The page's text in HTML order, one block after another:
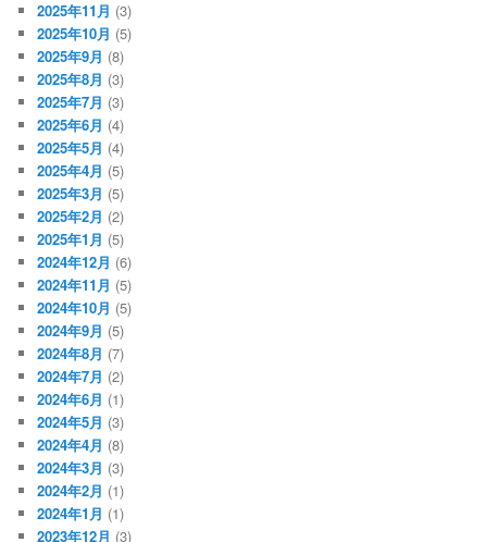
2025年11月 (3)
2025年10月 (5)
2025年9月 (8)
2025年8月 (3)
2025年7月 (3)
2025年6月 (4)
2025年5月 (4)
2025年4月 (5)
2025年3月 (5)
2025年2月 (2)
2025年1月 (5)
2024年12月 (6)
2024年11月 (5)
2024年10月 (5)
2024年9月 (5)
2024年8月 (7)
2024年7月 (2)
2024年6月 (1)
2024年5月 (3)
2024年4月 (8)
2024年3月 (3)
2024年2月 (1)
2024年1月 (1)
2023年12月 (3)